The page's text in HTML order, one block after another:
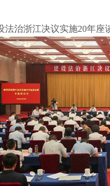
法治浙江决议实施20年